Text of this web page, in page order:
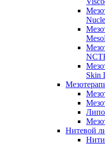
Skin
Нитевой
Нити